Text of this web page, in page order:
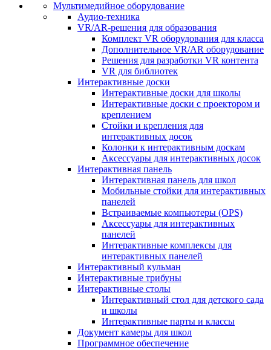
Мультимедийное оборудование
Аудио-техника
VR/AR-решения для образования
Комплект VR оборудования для класса
Дополнительное VR/AR оборудование
Решения для разработки VR контента
VR для библиотек
Интерактивные доски
Интерактивные доски для школы
Интерактивные доски с проектором и
креплением
Стойки и крепления для
интерактивных досок
Колонки к интерактивным доскам
Аксессуары для интерактивных досок
Интерактивная панель
Интерактивная панель для школ
Мобильные стойки для интерактивных
панелей
Встраиваемые компьютеры (OPS)
Аксессуары для интерактивных
панелей
Интерактивные комплексы для
интерактивных панелей
Интерактивный кульман
Интерактивные трибуны
Интерактивные столы
Интерактивный стол для детского сада
и школы
Интерактивные парты и классы
Документ камеры для школ
Программное обеспечение